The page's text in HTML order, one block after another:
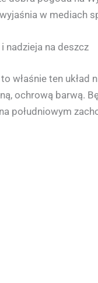
w mediach
nadzieja na deszcz
właśnie ten
ochrową barwą.
południowym